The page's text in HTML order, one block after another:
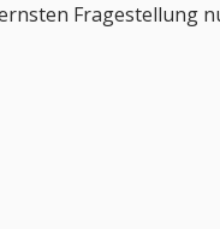
Fragestellung